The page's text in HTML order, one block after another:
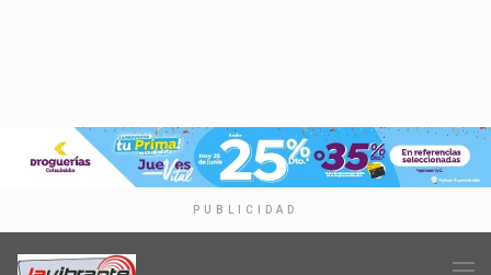
PUBLICIDAD